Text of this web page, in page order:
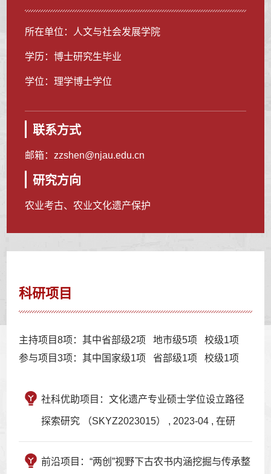
所在单位：人文与社会发展学院
学历：博士研究生毕业
学位：理学博士学位
联系方式
邮箱： zzshen@njau.edu.cn
研究方向
农业考古、农业文化遗产保护
科研项目
主持项目8项：其中省部级2项 地市级5项 校级1项
参与项目3项：其中国家级1项 省部级1项 校级1项
社科优助项目：文化遗产专业硕士学位设立路径
探索研究 （SKYZ2023015） , 2023-04 , 在研
前沿项目：“两创”视野下古农书内涵挖掘与传承整